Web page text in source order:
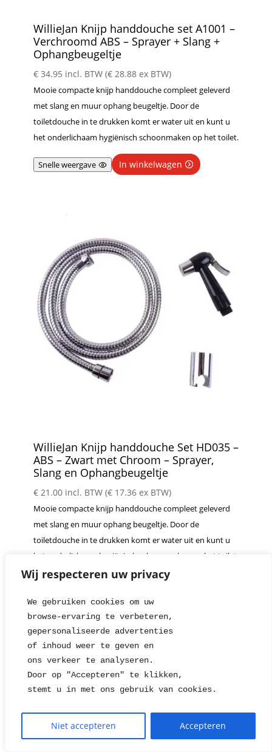
Wij respecteren uw privacy
We gebruiken cookies om uw
browse-ervaring te verbeteren,
gepersonaliseerde advertenties
of inhoud weer te geven en
ons verkeer te analyseren.
Door op "Accepteren" te klikken,
stemt u in met ons gebruik van cookies.
Niet accepteren Accepteren
WillieJan Knijp handdouche set A1001 –
Verchroomd ABS – Sprayer + Slang +
Ophangbeugeltje
€34.95 incl. BTW (€28.88ex BTW)
Mooie compacte knijp handdouche compleet geleverd
met slang en muur ophang beugeltje. Door de
toiletdouche in te drukken komt er water uit en kunt u
het onderlichaam hygiënisch schoonmaken op het toilet.
Snelle weergave In winkelwagen
WillieJan Knijp handdouche Set HD035 –
ABS – Zwart met Chroom – Sprayer,
Slang en Ophangbeugeltje
€21.00 incl. BTW (€17.36ex BTW)
Mooie compacte knijp handdouche compleet geleverd
met slang en muur ophang beugeltje. Door de
toiletdouche in te drukken komt er water uit en kunt u
het onderlichaam hygiënisch schoonmaken op het toilet.
Snelle weergave Lees verder
1 2 →
Reset alle filters